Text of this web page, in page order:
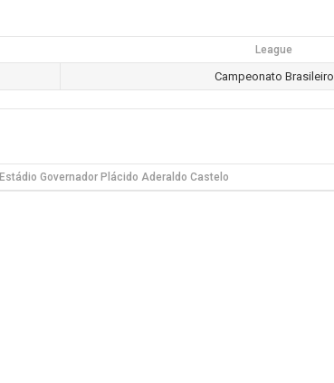
League
Campeonato Brasileiro
Estádio Governador Plácido Aderaldo Castelo